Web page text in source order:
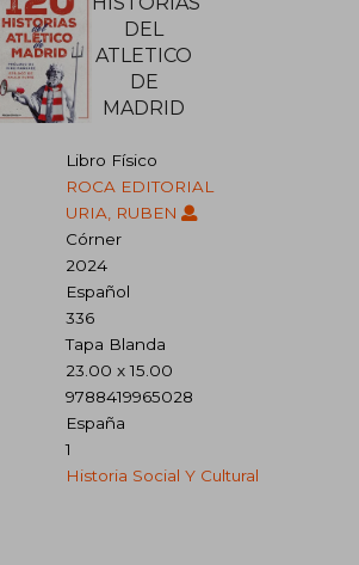
Libro Físico
ROCA EDITORIAL
URIA, RUBEN
Córner
2024
Español
336
Tapa Blanda
23.00 x 15.00
9788419965028
España
1
Historia Social Y Cultural